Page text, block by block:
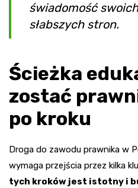
świadomość
słabszych stron.
Ścieżka
zostać
po kroku
Droga do zawodu prawnika w
wymaga przejścia przez kilka
tych kroków jest istotny i